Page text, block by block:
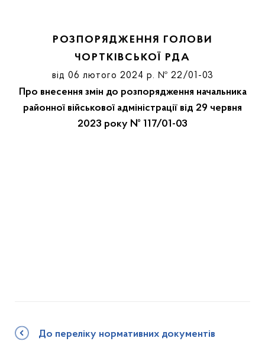
РОЗПОРЯДЖЕННЯ ГОЛОВИ
ЧОРТКІВСЬКОЇ РДА
від 06 лютого 2024 р. № 22/01-03
Про внесення змін до розпорядження начальника
районної військової адміністрації від 29 червня
2023 року № 117/01-03
До переліку нормативних документів